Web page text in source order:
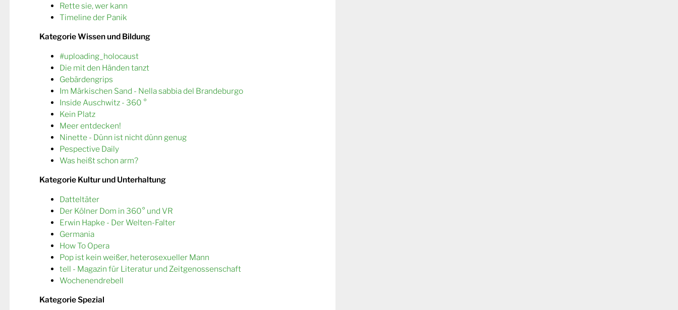
Rette sie, wer kann
Timeline der Panik
Kategorie Wissen und Bildung
#uploading_holocaust
Die mit den Händen tanzt
Gebärdengrips
Im Märkischen Sand - Nella sabbia del Brandeburgo
Inside Auschwitz - 360 °
Kein Platz
Meer entdecken!
Ninette - Dünn ist nicht dünn genug
Pespective Daily
Was heißt schon arm?
Kategorie Kultur und Unterhaltung
Datteltäter
Der Kölner Dom in 360° und VR
Erwin Hapke - Der Welten-Falter
Germania
How To Opera
Pop ist kein weißer, heterosexueller Mann
tell - Magazin für Literatur und Zeitgenossenschaft
Wochenendrebell
Kategorie Spezial